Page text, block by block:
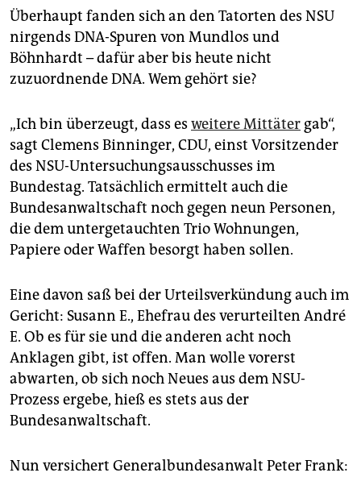
Überhaupt fanden sich an den Tatorten des NSU
nirgends DNA-Spuren von Mundlos und
Böhnhardt – dafür aber bis heute nicht
zuzuordnende DNA. Wem gehört sie?
„Ich bin überzeugt, dass es weitere Mittäter gab“,
sagt Clemens Binninger, CDU, einst Vorsitzender
des NSU-Untersuchungsausschusses im
Bundestag. Tatsächlich ermittelt auch die
Bundesanwaltschaft noch gegen neun Personen,
die dem untergetauchten Trio Wohnungen,
Papiere oder Waffen besorgt haben sollen.
Eine davon saß bei der Urteilsverkündung auch im
Gericht: Susann E., Ehefrau des verurteilten André
E. Ob es für sie und die anderen acht noch
Anklagen gibt, ist offen. Man wolle vorerst
abwarten, ob sich noch Neues aus dem NSU-
Prozess ergebe, hieß es stets aus der
Bundesanwaltschaft.
Nun versichert Generalbundesanwalt Peter Frank: